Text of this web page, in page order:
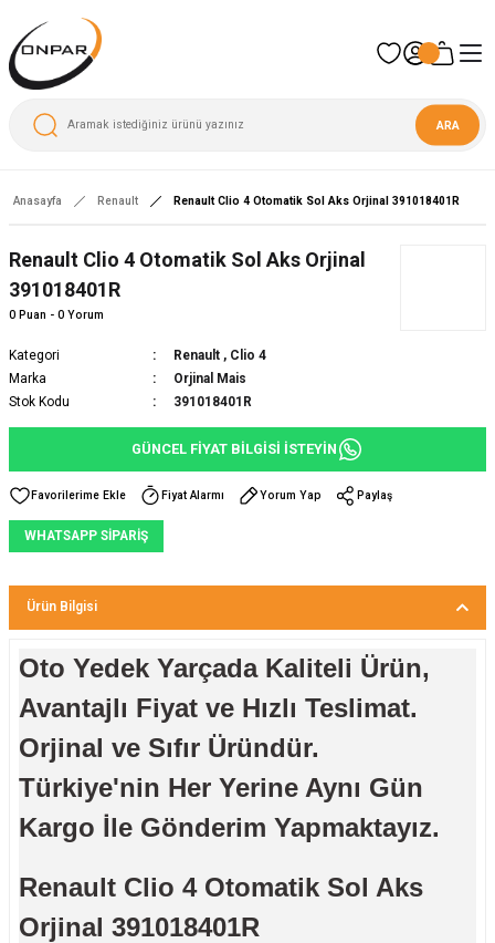
ARA
Anasayfa Renault Renault Clio 4 Otomatik Sol Aks Orjinal 391018401R
Renault Clio 4 Otomatik Sol Aks Orjinal
391018401R
0 Puan - 0 Yorum
Kategori Renault , Clio 4
Marka
Orjinal Mais
Stok Kodu
391018401R
GÜNCEL FİYAT BİLGİSİ İSTEYİN
Fiyat Alarmı Yorum Yap Paylaş
WHATSAPP SİPARİŞ
Ürün Bilgisi
Oto Yedek Yarçada Kaliteli Ürün,
Avantajlı Fiyat ve Hızlı Teslimat.
Orjinal ve Sıfır Üründür.
Türkiye'nin Her Yerine Aynı Gün
Kargo İle Gönderim Yapmaktayız.
Renault Clio 4 Otomatik Sol Aks
Orjinal 391018401R